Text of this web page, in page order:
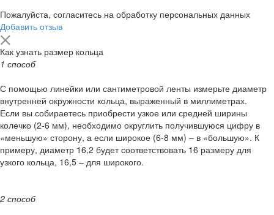
Пожалуйста, согласитесь на обработку персональных данных
Добавить отзыв
Как узнать размер кольца
1 способ
С помощью линейки или сантиметровой ленты измерьте диаметр
внутренней окружности кольца, выраженный в миллиметрах.
Если вы собираетесь приобрести узкое или средней ширины
колечко (2-6 мм), необходимо округлить получившуюся цифру в
«меньшую» сторону, а если широкое (6-8 мм) – в «большую». К
примеру, диаметр 16,2 будет соответствовать 16 размеру для
узкого кольца, 16,5 – для широкого.
2 способ